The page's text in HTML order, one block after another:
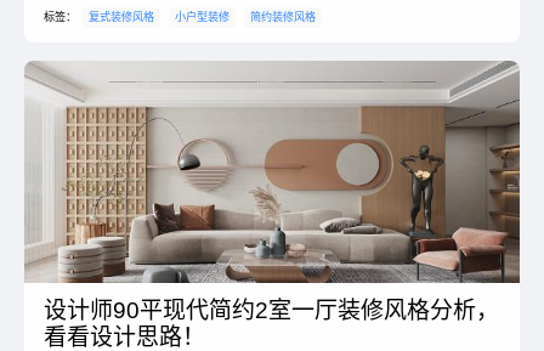
楼装修现代简约如何设计?下面我们就一起来看看小型复式楼设计方法以及复
的客厅是小复式房型的重中之重。如果你要体现出某种风格...
标签： 复式装修风格 小户型装修 简约装修风格
设计师90平现代简约2室一厅装修风格分析，
看看设计思路！